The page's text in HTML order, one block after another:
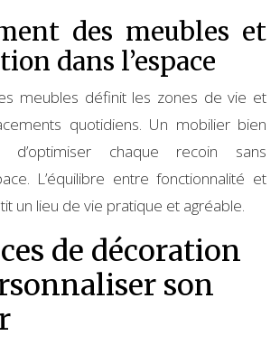
des meubles et
dans l’espace
meubles définit les zones de vie et
quotidiens. Un mobilier bien
d’optimiser chaque recoin sans
L’équilibre entre fonctionnalité et
un lieu de vie pratique et agréable.
de décoration
son